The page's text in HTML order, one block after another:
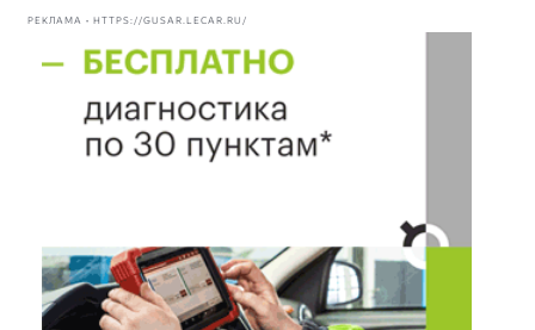
РЕКЛАМА • HTTPS://GUSAR.LECAR.RU/